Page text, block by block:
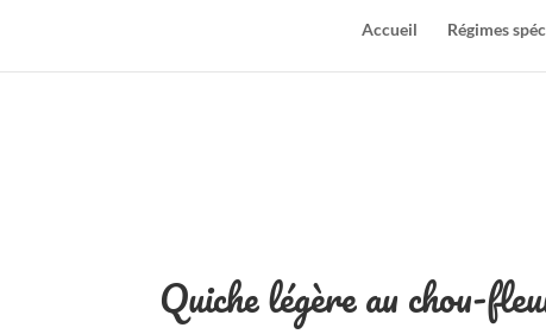
Accueil Régimes
Quiche légère au chou-